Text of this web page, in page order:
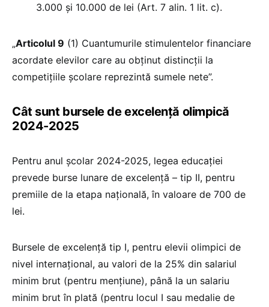
3.000 și 10.000 de lei (Art. 7 alin. 1 lit. c).
„Articolul 9 (1) Cuantumurile stimulentelor financiare
acordate elevilor care au obținut distincții la
competițiile școlare reprezintă sumele nete”.
Cât sunt bursele de excelență olimpică
2024-2025
Pentru anul școlar 2024-2025, legea educației
prevede burse lunare de excelență – tip II, pentru
premiile de la etapa națională, în valoare de 700 de
lei.
Bursele de excelență tip I, pentru elevii olimpici de
nivel internațional, au valori de la 25% din salariul
minim brut (pentru mențiune), până la un salariu
minim brut în plată (pentru locul I sau medalie de